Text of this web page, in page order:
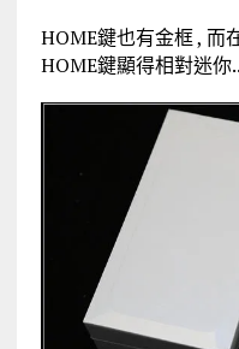
HOME鍵也有金框 , 而
HOME鍵顯得相對迷你..